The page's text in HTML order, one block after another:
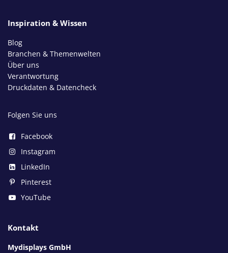
Inspiration & Wissen
Blog
Branchen & Themenwelten
Über uns
Verantwortung
Druckdaten & Datencheck
Folgen Sie uns
Facebook
Instagram
LinkedIn
Pinterest
YouTube
Kontakt
Mydisplays GmbH